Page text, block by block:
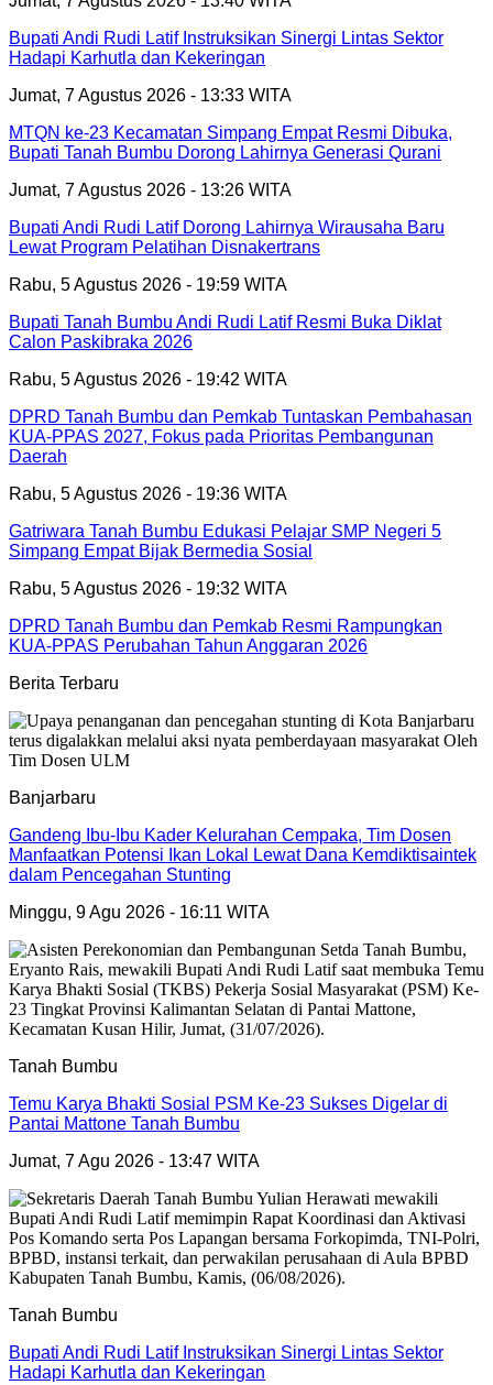
Bupati Andi Rudi Latif Instruksikan Sinergi Lintas Sektor
Hadapi Karhutla dan Kekeringan
Jumat, 7 Agustus 2026 - 13:33 WITA
MTQN ke-23 Kecamatan Simpang Empat Resmi Dibuka,
Bupati Tanah Bumbu Dorong Lahirnya Generasi Qurani
Jumat, 7 Agustus 2026 - 13:26 WITA
Bupati Andi Rudi Latif Dorong Lahirnya Wirausaha Baru
Lewat Program Pelatihan Disnakertrans
Rabu, 5 Agustus 2026 - 19:59 WITA
Bupati Tanah Bumbu Andi Rudi Latif Resmi Buka Diklat
Calon Paskibraka 2026
Rabu, 5 Agustus 2026 - 19:42 WITA
DPRD Tanah Bumbu dan Pemkab Tuntaskan Pembahasan
KUA-PPAS 2027, Fokus pada Prioritas Pembangunan
Daerah
Rabu, 5 Agustus 2026 - 19:36 WITA
Gatriwara Tanah Bumbu Edukasi Pelajar SMP Negeri 5
Simpang Empat Bijak Bermedia Sosial
Rabu, 5 Agustus 2026 - 19:32 WITA
DPRD Tanah Bumbu dan Pemkab Resmi Rampungkan
KUA-PPAS Perubahan Tahun Anggaran 2026
Berita Terbaru
Banjarbaru
Gandeng Ibu-Ibu Kader Kelurahan Cempaka, Tim Dosen
Manfaatkan Potensi Ikan Lokal Lewat Dana Kemdiktisaintek
dalam Pencegahan Stunting
Minggu, 9 Agu 2026 - 16:11 WITA
Tanah Bumbu
Temu Karya Bhakti Sosial PSM Ke-23 Sukses Digelar di
Pantai Mattone Tanah Bumbu
Jumat, 7 Agu 2026 - 13:47 WITA
Tanah Bumbu
Bupati Andi Rudi Latif Instruksikan Sinergi Lintas Sektor
Hadapi Karhutla dan Kekeringan